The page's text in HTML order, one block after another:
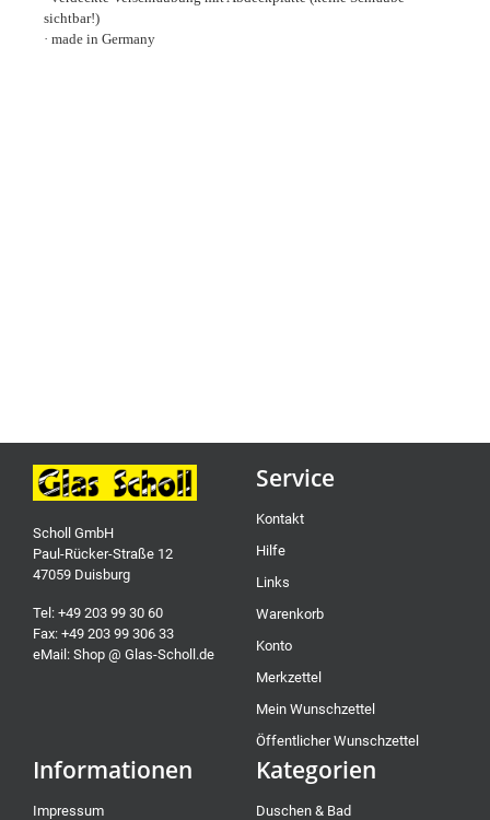
sichtbar!)
· made in Germany
Scholl GmbH
Paul-Rücker-Straße 12
47059 Duisburg
Tel: +49 203 99 30 60
Fax: +49 203 99 306 33
eMail: Shop @ Glas-Scholl.de
Service
Kontakt
Hilfe
Links
Warenkorb
Konto
Merkzettel
Mein Wunschzettel
Öffentlicher Wunschzettel
Informationen
Impressum
Kategorien
Duschen & Bad